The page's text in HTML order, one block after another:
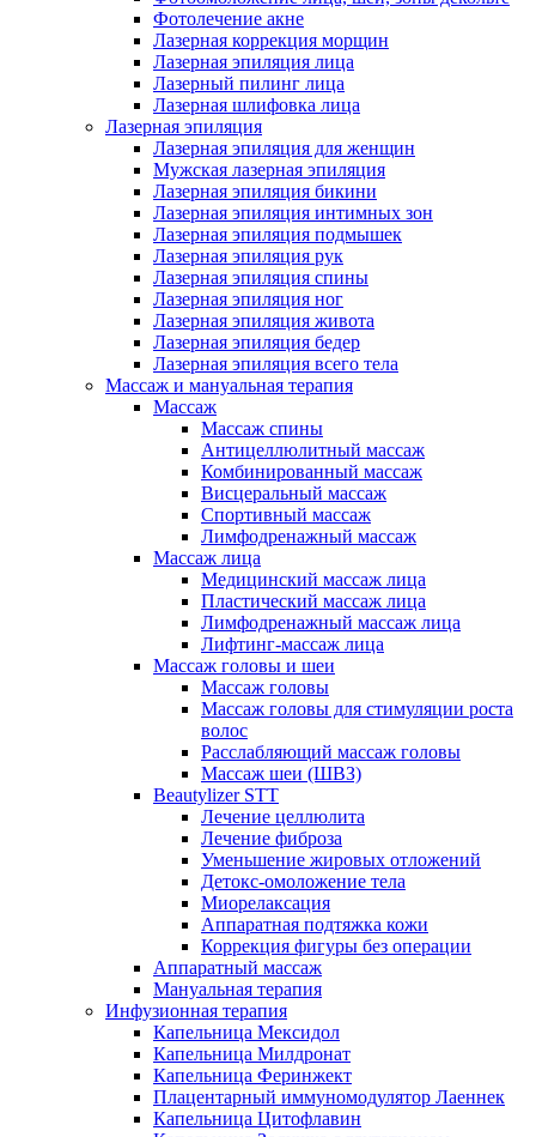
Фотолечение акне
Лазерная коррекция морщин
Лазерная эпиляция лица
Лазерный пилинг лица
Лазерная шлифовка лица
Лазерная эпиляция
Лазерная эпиляция для женщин
Мужская лазерная эпиляция
Лазерная эпиляция бикини
Лазерная эпиляция интимных зон
Лазерная эпиляция подмышек
Лазерная эпиляция рук
Лазерная эпиляция спины
Лазерная эпиляция ног
Лазерная эпиляция живота
Лазерная эпиляция бедер
Лазерная эпиляция всего тела
Массаж и мануальная терапия
Массаж
Массаж спины
Антицеллюлитный массаж
Комбинированный массаж
Висцеральный массаж
Спортивный массаж
Лимфодренажный массаж
Массаж лица
Медицинский массаж лица
Пластический массаж лица
Лимфодренажный массаж лица
Лифтинг-массаж лица
Массаж головы и шеи
Массаж головы
Массаж головы для стимуляции роста
волос
Расслабляющий массаж головы
Массаж шеи (ШВЗ)
Beautylizer STT
Лечение целлюлита
Лечение фиброза
Уменьшение жировых отложений
Детокс-омоложение тела
Миорелаксация
Аппаратная подтяжка кожи
Коррекция фигуры без операции
Аппаратный массаж
Мануальная терапия
Инфузионная терапия
Капельница Мексидол
Капельница Милдронат
Капельница Феринжект
Плацентарный иммуномодулятор Лаеннек
Капельница Цитофлавин